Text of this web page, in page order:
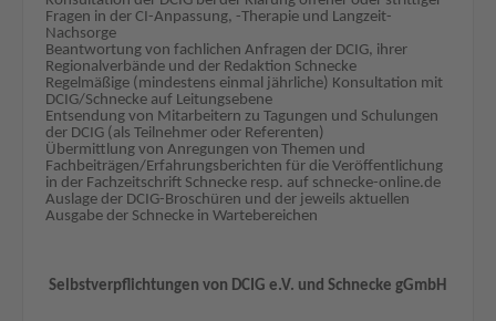
Fragen in der CI-Anpassung, -Therapie und Langzeit-
Nachsorge
Beantwortung von fachlichen Anfragen der DCIG, ihrer
Regionalverbände und der Redaktion Schnecke
Regelmäßige (mindestens einmal jährliche) Konsultation mit
DCIG/Schnecke auf Leitungsebene
Entsendung von Mitarbeitern zu Tagungen und Schulungen
der DCIG (als Teilnehmer oder Referenten)
Übermittlung von Anregungen von Themen und
Fachbeiträgen/Erfahrungsberichten für die Veröffentlichung
in der Fachzeitschrift Schnecke resp. auf schnecke-online.de
Auslage der DCIG-Broschüren und der jeweils aktuellen
Ausgabe der Schnecke in Wartebereichen
Selbstverpflichtungen von DCIG e.V. und Schnecke gGmbH